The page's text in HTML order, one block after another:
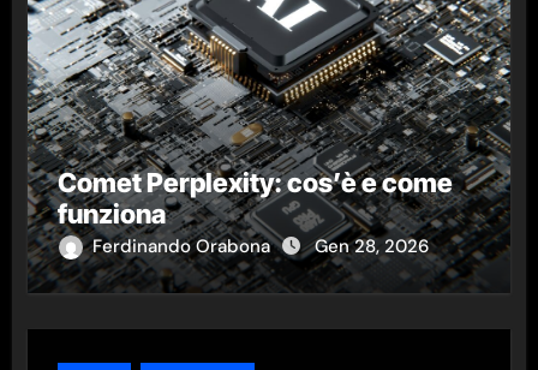
Comet Perplexity: cos’è e come
funziona
Ferdinando Orabona Gen 28, 2026